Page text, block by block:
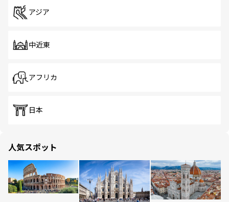
アジア
中近東
アフリカ
日本
人気スポット